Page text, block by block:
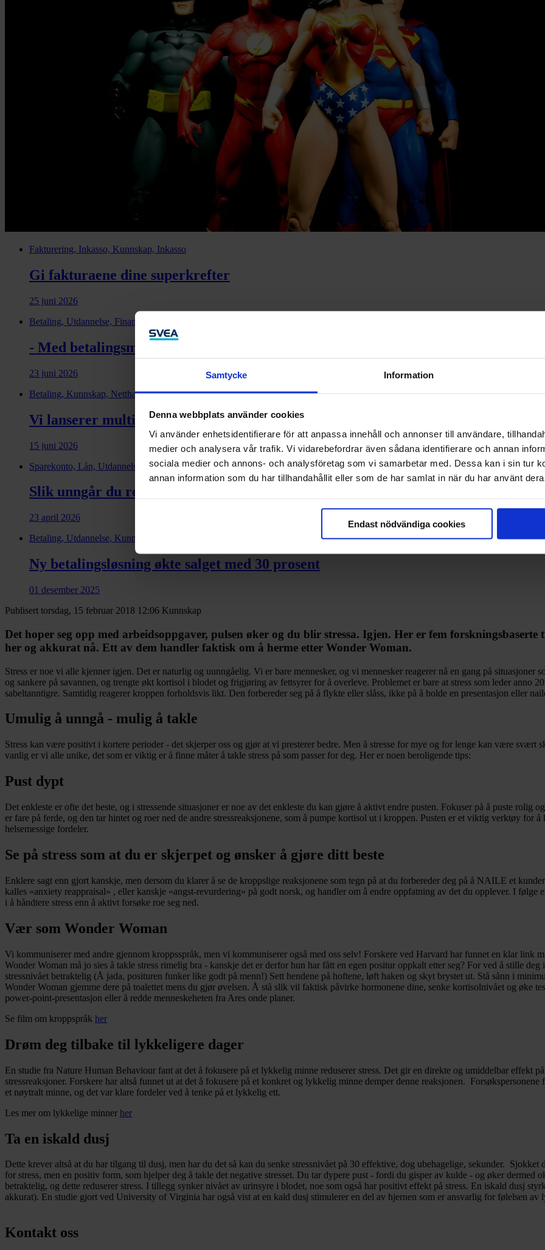
Samtycke Information
Denna webbplats använder cookies
Vi använder enhetsidentifierare för att anpassa innehåll och annonser till användare,
medier och analysera vår trafik. Vi vidarebefordrar även sådana identifierare och annan
sociala medier och annons- och analysföretag som vi samarbetar med. Dessa kan i sin tur
annan information som du har tillhandahållit eller som de har samlat in när du har använt
Endast nödvändiga cookies
Fakturering, Inkasso, Kunnskap, Inkasso
Gi fakturaene dine superkrefter
25 juni 2026
Betaling, Utdannelse, Finansiering, Kunnskap, Netthandel, Mobil netthandel, Financial health
- Med betalingsmuligheten fra Svea har Skeidar det beste tilbudet i markedet
23 juni 2026
Betaling, Kunnskap, Netthandel, Salgsfinansiering, Mobil netthandel, Financial health
Vi lanserer multicurrency i Shopify
15 juni 2026
Sparekonto, Lån, Utdannelse, Kunnskap, Spare
Slik unngår du renter på restskatten
23 april 2026
Betaling, Utdannelse, Kunnskap, Netthandel, Salgsfinansiering
Ny betalingsløsning økte salget med 30 prosent
01 desember 2025
Publisert torsdag, 15 februar 2018 12:06 Kunnskap
Det hoper seg opp med arbeidsoppgaver, pulsen øker og du blir stressa. Igjen. Her er fem
her og akkurat nå. Ett av dem handler faktisk om å herme etter Wonder Woman.
Stress er noe vi alle kjenner igjen. Det er naturlig og uunngåelig. Vi er bare mennesker, og vi mennesker reagerer nå en gang på
og sankere på savannen, og trengte økt kortisol i blodet og frigjøring av fettsyrer for å overleve. Problemet er bare at stress som leder anno
sabeltanntigre. Samtidig reagerer kroppen forholdsvis likt. Den forbereder seg på å flykte eller slåss, ikke på å holde en presentasjon eller
Umulig å unngå - mulig å takle
Stress kan være positivt i kortere perioder - det skjerper oss og gjør at vi presterer bedre. Men å stresse for mye og for lenge kan være svært
vanlig er vi alle unike, det som er viktig er å finne måter å takle stress på som passer for deg. Her er noen beroligende tips:
Pust dypt
Det enkleste er ofte det beste, og i stressende situasjoner er noe av det enkleste du kan gjøre å aktivt endre pusten. Fokuser på å puste rolig
er fare på ferde, og den tar hintet og roer ned de andre stressreaksjonene, som å pumpe kortisol ut i kroppen. Pusten er et viktig verktøy for
helsemessige fordeler.
Se på stress som at du er skjerpet og ønsker å gjøre ditt beste
Enklere sagt enn gjort kanskje, men dersom du klarer å se de kroppslige reaksjonene som tegn på at du forbereder deg på å NAILE et
kalles «anxiety reappraisal» , eller kanskje «angst-revurdering» på godt norsk, og handler om å endre oppfatning av det du opplever. I
i å håndtere stress enn å aktivt forsøke roe seg ned.
Vær som Wonder Woman
Vi kommuniserer med andre gjennom kroppsspråk, men vi kommuniserer også med oss selv! Forskere ved Harvard har funnet en klar link
Wonder Woman må jo sies å takle stress rimelig bra - kanskje det er derfor hun har fått en egen positur oppkalt etter seg? For ved å stille
stressnivået betraktelig (Å jada, posituren funker like godt på menn!) Sett hendene på hoftene, løft haken og skyt brystet ut. Stå sånn i
Wonder Woman gjemme dere på toalettet mens du gjør øvelsen. Å stå slik vil faktisk påvirke hormonene dine, senke kortisolnivået og øke
power-point-presentasjon eller å redde menneskeheten fra Ares onde planer.
Se film om kroppspråk her
Drøm deg tilbake til lykkeligere dager
En studie fra Nature Human Behaviour fant at det å fokusere på et lykkelig minne reduserer stress. Det gir en direkte og umiddelbar effekt
stressreaksjoner. Forskere har altså funnet ut at det å fokusere på et konkret og lykkelig minne demper denne reaksjonen.
et nøytralt minne, og det var klare fordeler ved å tenke på et lykkelig ett.
Les mer om lykkelige minner her
Ta en iskald dusj
Dette krever altså at du har tilgang til dusj, men har du det så kan du senke stressnivået på 30 effektive, dog ubehagelige, sekunder.
for stress, men en positiv form, som hjelper deg å takle det negative stresset. Du tar dypere pust - fordi du gisper av kulde - og øker dermed
betraktelig, og dette reduserer stress. I tillegg synker nivået av urinsyre i blodet, noe som også har positivt effekt på stress. En iskald dusj
akkurat). En studie gjort ved University of Virginia har også vist at en kald dusj stimulerer en del av hjernen som er ansvarlig for følelsen av
Kontakt oss